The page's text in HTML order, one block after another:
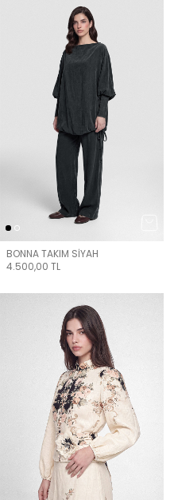
BONNA TAKIM SİYAH
4.500,00 TL